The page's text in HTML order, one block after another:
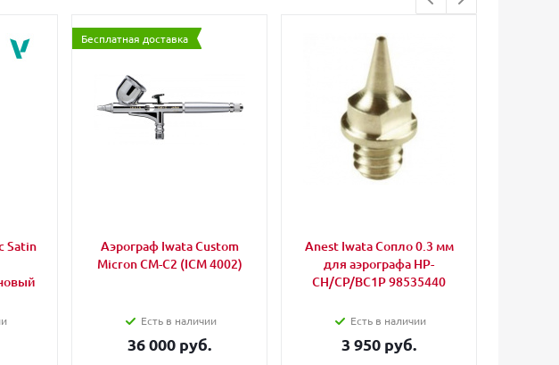
Satin
Бесплатная доставка
Аэрограф Iwata Custom
Micron CM-C2 (ICM 4002)
Есть в наличии
36 000 руб.
Anest Iwata Сопло 0.3 мм
для аэрографа HP-
CH/CP/BC1P 98535440
Есть в наличии
3 950 руб.